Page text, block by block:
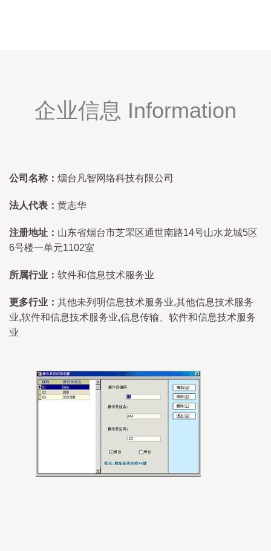
企业信息 Information
公司名称： 烟台凡智网络科技有限公司
法人代表： 黄志华
注册地址： 山东省烟台市芝罘区通世南路14号山水龙城5区
6号楼一单元1102室
所属行业： 软件和信息技术服务业
更多行业： 其他未列明信息技术服务业,其他信息技术服务
业,软件和信息技术服务业,信息传输、软件和信息技术服务
业